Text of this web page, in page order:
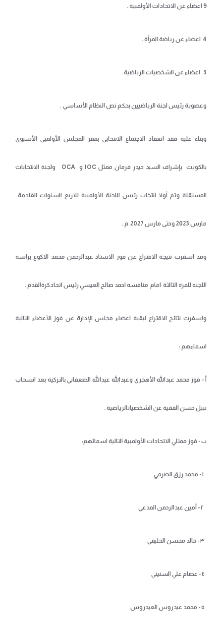
9 اعضاء عن الاتحادات الأولمبية .
4 اعضاء عن رياضة المرأة .
3 اعضاء عن الشخصيات الرياضية .
وعضوية رئيس لجنة الرياضيين بحكم نص النظام الأساسي .
وبناء عليه فقد انعقاد الاجتماع الانتخابي بمقر المجلس الأولمبي الأسيوي
بالكويت بإشراف السيد حيدر فرمان ممثل IOC و OCA ولجنة الانتخابات
المستقلة وتم أولا انتخاب رئيس اللجنة الأولمبية للاربع السنوات القادمة
مارس 2023 وحتى مارس 2027 م .
وقد اسفرت نتيجة الاقتراع عن فوز الاستاذ عبدالرحمن محمد الاكوع براسة
اللجنة للمرة الثالثة امام منافسه احمد صالح العيسي رئيس اتحادكرةالقدم .
واسفرت نتائج الاقتراع لبقية اعضاء مجلس الإدارة عن فوز الأعضاء التالية
اسماءهم :
أ - فوز محمد عبدالله الأهجري وعبدالله عبدالله الصعفاني بالتزكية بعد انسحاب
نبيل حسن الفقية عن الشخصياتالرياضية .
ب - فوز ممثلي الاتحادات الأولمبية التالية اسمائهم: